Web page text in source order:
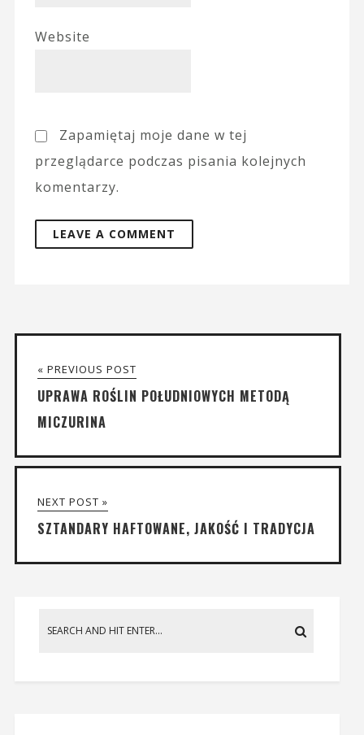
Website
Zapamiętaj moje dane w tej
przeglądarce podczas pisania kolejnych
komentarzy.
« PREVIOUS POST
UPRAWA ROŚLIN POŁUDNIOWYCH METODĄ
MICZURINA
NEXT POST »
SZTANDARY HAFTOWANE, JAKOŚĆ I TRADYCJA